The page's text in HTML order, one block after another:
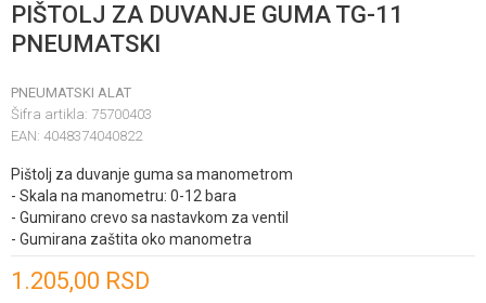
PIŠTOLJ ZA DUVANJE GUMA TG-11
PNEUMATSKI
PNEUMATSKI ALAT
Šifra artikla: 75700403
EAN: 4048374040822
Pištolj za duvanje guma sa manometrom
- Skala na manometru: 0-12 bara
- Gumirano crevo sa nastavkom za ventil
- Gumirana zaštita oko manometra
1.205,00 RSD